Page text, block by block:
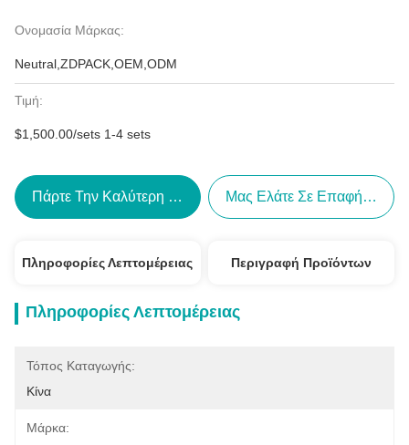
Ονομασία Μάρκας:
Neutral,ZDPACK,OEM,ODM
Τιμή:
$1,500.00/sets 1-4 sets
Πάρτε Την Καλύτερη Τιμή Μας Ελάτε Σε Επαφή Με
Πληροφορίες Λεπτομέρειας Περιγραφή Προϊόντων
Πληροφορίες Λεπτομέρειας
Τόπος Καταγωγής:
Κίνα
Μάρκα: